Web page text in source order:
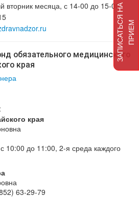
вторник месяца, с 14-00 до 15-00.
обязательного медицинского
края
края
10:00 до 11:00, 2-я среда каждого
63-29-79
З
А
П
И
С
А
Т
Ь С
Я
Н
А
П
Р
И
Е М